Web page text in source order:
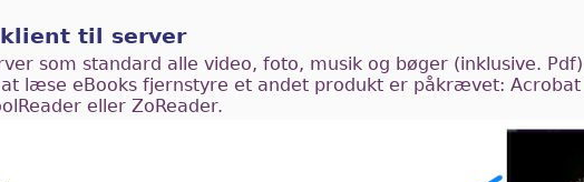
til server
som standard alle video, foto, musik og bøger (inklusive.
læse eBooks fjernstyre et andet produkt er påkrævet: Acrobat
eller ZoReader.